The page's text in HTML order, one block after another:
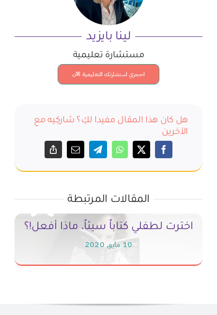
لينا بايزيد
مستشارة تعليمية
احجزي استشارتك التعليمية الآن
هل كان هذا المقال مفيدا لكِ؟ شاركِيه مع
الآخرين
المقالات المرتبطة
اخترت لطفلي كتاباً سيئاً، ماذا أفعل!؟
10 مايو, 2020